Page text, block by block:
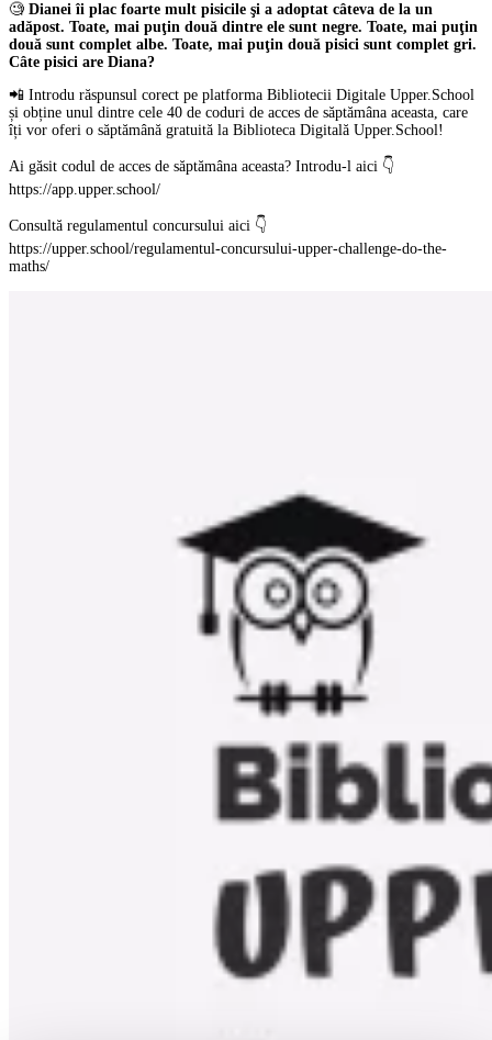
🧐 Dianei îi plac foarte mult pisicile şi a adoptat câteva de la un
adăpost. Toate, mai puţin două dintre ele sunt negre. Toate, mai puţin
două sunt complet albe. Toate, mai puţin două pisici sunt complet gri.
Câte pisici are Diana?
📲 Introdu răspunsul corect pe platforma Bibliotecii Digitale Upper.School
și obține unul dintre cele 40 de coduri de acces de săptămâna aceasta, care
îți vor oferi o săptămână gratuită la Biblioteca Digitală Upper.School!
Ai găsit codul de acces de săptămâna aceasta? Introdu-l aici 👇
https://app.upper.school/
Consultă regulamentul concursului aici 👇
https://upper.school/regulamentul-concursului-upper-challenge-do-the-
maths/